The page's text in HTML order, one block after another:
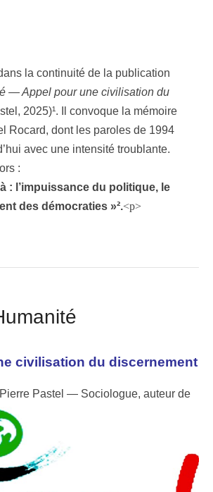
la continuité de la publication
— Appel pour une civilisation du
2025)¹. Il convoque la mémoire
Rocard, dont les paroles de 1994
avec une intensité troublante.
:
: l’impuissance du politique, le
des démocraties »².<p>
civilisation du discernement
Pastel — Sociologue, auteur de